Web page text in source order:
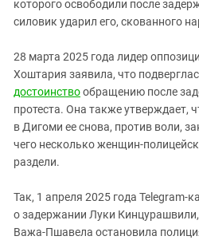
которого освободили после
силовик ударил его, скованного
28 марта 2025 года лидер
Хоштария заявила, что
достоинствообращению после
протеста. Она также утверждает,
в Дигоми ее снова, против воли,
чего несколько женщин-
раздели.
Так, 1 апреля 2025 года Telegram-
о задержании Луки Кинцурашвили,
Важа-Пшавела остановила